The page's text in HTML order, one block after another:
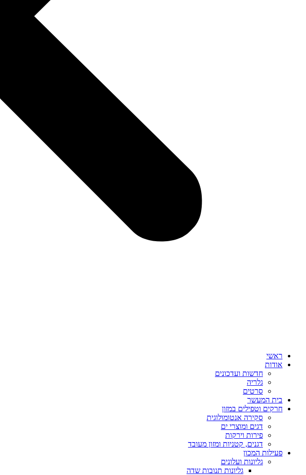
ראשי
אודות
חדשות ועדכונים
גלריה
סרטים
בית המעשר
חרקים וטפילים במזון
סקירה אנטומולוגית
דגים ומוצרי ים
פירות וירקות
דגנים, קטניות ומזון מעובד
פעילות המכון
גליונות ועלונים
גליונות תנובות שדה